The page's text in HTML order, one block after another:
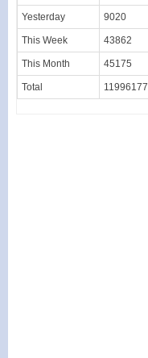
Yesterday 9020
This Week 43862
This Month 45175
Total 11996177